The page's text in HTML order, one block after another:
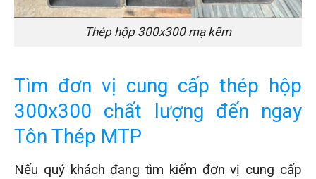
Thép hộp 300x300 mạ kẽm
Tìm đơn vị cung cấp thép hộp
300x300 chất lượng đến ngay
Tôn Thép MTP
Nếu quý khách đang tìm kiếm đơn vị cung cấp